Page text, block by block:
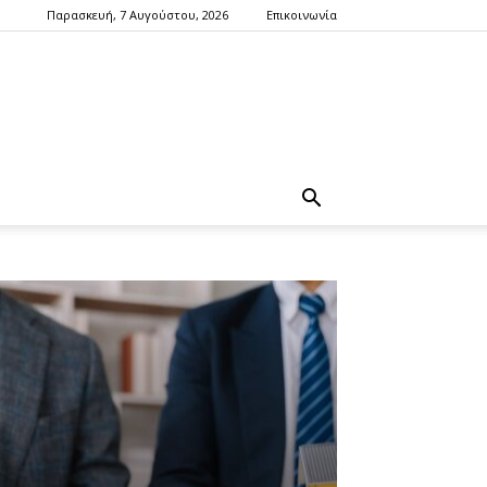
Παρασκευή, 7 Αυγούστου, 2026 Επικοινωνία